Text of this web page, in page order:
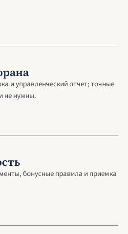
и управленческий отчет; точные
не нужны.
бонусные правила и приемка